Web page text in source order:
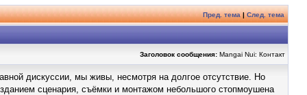
Пред. тема|След. тема
Заголовок сообщения: Mangai Nui: Контакт
дискуссии, мы живы, несмотря на долгое отсутствие. Но
сценария, съёмки и монтажом небольшого стопмоушена